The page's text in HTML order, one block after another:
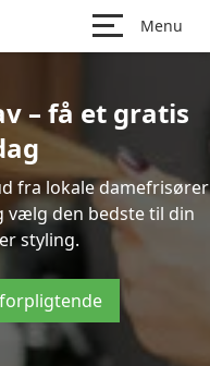
Menu
– få et gratis
fra lokale damefrisører
vælg den bedste til din
styling.